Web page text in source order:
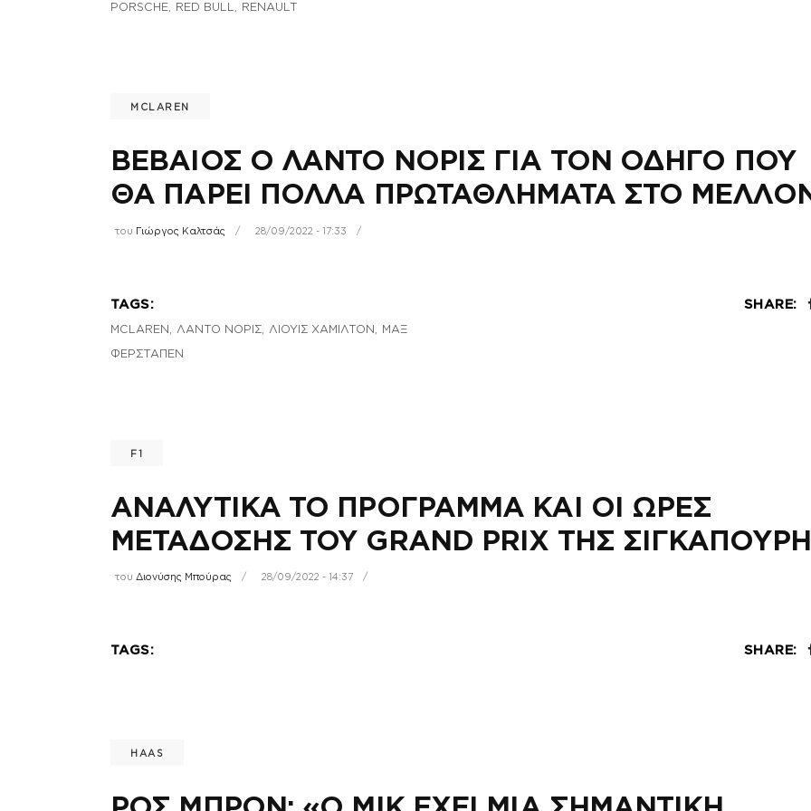
PORSCHE, RED BULL, RENAULT
MCLAREN
ΒΕΒΑΙΟΣ Ο ΛΑΝΤΟ ΝΟΡΙΣ ΓΙΑ ΤΟΝ ΟΔΗΓΟ ΠΟΥ
ΘΑ ΠΑΡΕΙ ΠΟΛΛΑ ΠΡΩΤΑΘΛΗΜΑΤΑ ΣΤΟ
του Γιώργος Καλτσάς 28/09/2022 - 17:33
TAGS:
MCLAREN ΛΑΝΤΟ ΝΟΡΙΣ ΛΙΟΥΙΣ ΧΑΜΙΛΤΟΝ
ΜΑΞ
ΦΕΡΣΤΑΠΕΝ
SHARE:
F1
ΑΝΑΛΥΤΙΚΑ ΤΟ ΠΡΟΓΡΑΜΜΑ ΚΑΙ ΟΙ ΩΡΕΣ
ΜΕΤΑΔΟΣΗΣ ΤΟΥ GRAND PRIX ΤΗΣ
του Διονύσης Μπούρας 28/09/2022 - 14:37
TAGS: SHARE:
HAAS